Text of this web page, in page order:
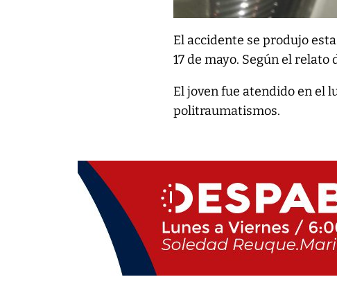
El accidente se produjo
17 de mayo. Según el
El joven fue atendido en el
politraumatismos.